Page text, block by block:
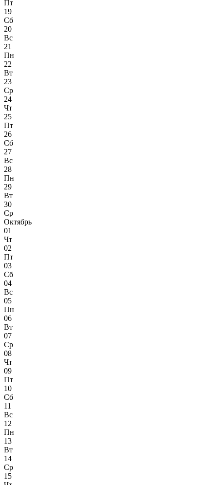
Пт
19
Сб
20
Вс
21
Пн
22
Вт
23
Ср
24
Чт
25
Пт
26
Сб
27
Вс
28
Пн
29
Вт
30
Ср
Октябрь
01
Чт
02
Пт
03
Сб
04
Вс
05
Пн
06
Вт
07
Ср
08
Чт
09
Пт
10
Сб
11
Вс
12
Пн
13
Вт
14
Ср
15